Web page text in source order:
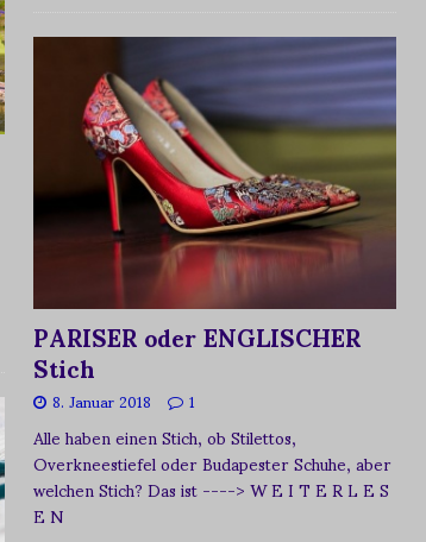
PARISER oder ENGLISCHER
Stich
8. Januar 2018 1
Alle haben einen Stich, ob Stilettos,
Overkneestiefel oder Budapester Schuhe, aber
welchen Stich? Das ist----> W E I T E R L E S
E N